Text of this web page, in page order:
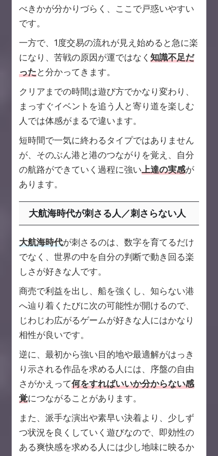
べきかが分かりづらく、ここで戸惑いやすい
です。
一方で、1度交易の流れが見え始めると急に楽
になり、苦戦の原因が運ではなく 知識不足だ
ったと分かってきます。
クリアまでの時間は遊び方でかなり変わり、
まっすぐイベントを追う人と寄り道を楽しむ
人では体感がまるで違います。
短時間で一気に終わるタイプではありません
が、そのぶん港と港のつながりを覚え、自分
の航路ができていく過程に強い上達の実感が
あります。
大航海時代が刺さる人／刺さらない人
大航海時代が刺さるのは、数字を育てるだけ
でなく、世界の中を自分の判断で動き回る楽
しさが好きな人です。
商売で利益を出し、船を強くし、知らない港
へ辿り着くたびに次の可能性が開けるので、
じわじわ広がるゲームが好きな人にはかなり
相性が良いです。
逆に、最初から強い目的地や最適解がはっき
り示される作品を求める人には、序盤の自由
さがかえって何をすればいいか分からない感
覚につながることがあります。
また、派手な演出や素早い決着より、少しず
つ状況を良くしていく遊びなので、即効性の
ある爽快感を求める人には少し地味に映るか